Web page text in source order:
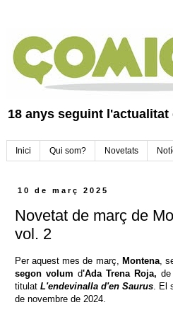
18 anys seguint
Inici Qui som? Novetats
10 de març 2025
Novetat de març de
vol. 2
Per aquest mes de març, Montena,
segon volum d'Ada Trena Roja,
titulat L'endevinalla d'en Saurus. El
de novembre de 2024.